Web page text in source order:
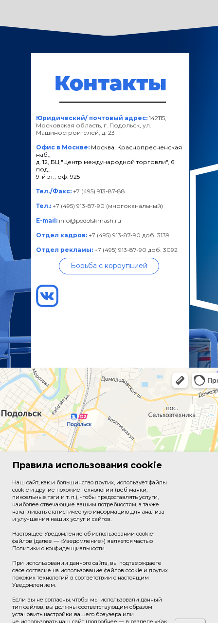
Контакты
Юридический/ почтовый адрес: 142115,
Московская область, г. Подольск, ул.
Машиностроителей, д. 23
Офис в Москве: Москва, Краснопресненская
наб.,
д. 12, БЦ "Центр международной торговли", 6
под.,
9-й эт., оф. 925
Тел./Факс: +7 (495) 913-87-88
Тел.: +7 (495) 913-87-90 (многоканальный)
E-mail: info@podolskmash.ru
Отдел кадров: +7 (495) 913-87-90 доб. 3139
Отдел рекламы: +7 (495) 913-87-90 доб. 3092
Борьба с коррупцией
© 2026 Подольский машиностроительный завод, АО
Правила использования cookie
Наш сайт, как и большинство других, использует файлы
cookie и другие похожие технологии (веб-маяки,
пиксельные тэги и т. п.), чтобы предоставлять услуги,
наиболее отвечающие вашим потребностям, а также
накапливать статистическую информацию для анализа
и улучшения наших услуг и сайтов.
Настоящее Уведомление об использовании cookie-
файлов (далее — «Уведомление») является частью
Политики о конфиденциальности.
При использовании данного сайта, вы подтверждаете
свое согласие на использование файлов cookie и других
похожих технологий в соответствии с настоящим
Уведомлением.
Если вы не согласны, чтобы мы использовали данный
тип файлов, вы должны соответствующим образом
установить настройки вашего браузера или
не использовать наш сайт (подробнее — в разделе «Как